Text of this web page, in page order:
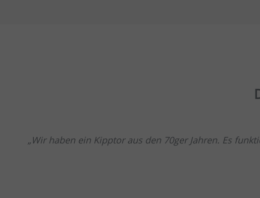
Wir haben ein Kipptor aus den 70ger Jahren. Es